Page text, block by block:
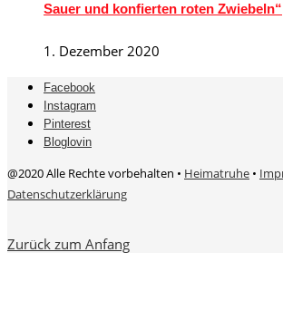
Sauer und konfierten roten Zwiebeln“
1. Dezember 2020
Facebook
Instagram
Pinterest
Bloglovin
@2020 Alle Rechte vorbehalten • Heimatruhe •
Datenschutzerklärung
Zurück zum Anfang